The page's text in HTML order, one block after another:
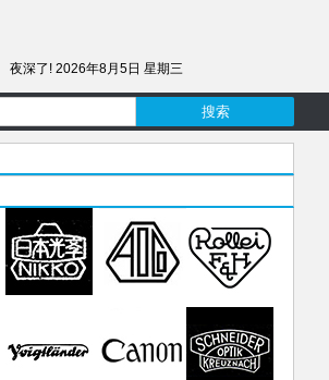
夜深了! 2026年8月5日 星期三